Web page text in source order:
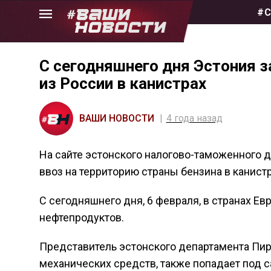
Skip
С сегодняшнего дня Эстония
из России в канистрах
ВАШИ НОВОСТИ 4 года назад
На сайте эстонского налогово-
ввоз на территорию страны бензина в
С сегодняшнего дня, 6 февраля, в странах
нефтепродуктов.
Представитель эстонского департамента
механических средств, также попадает под